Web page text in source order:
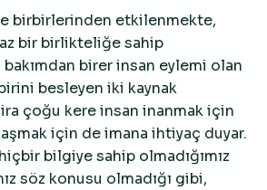
birbirlerinden etkilenmekte,
bir birlikteliğe sahip
bakımdan birer insan eylemi olan
besleyen iki kaynak
çoğu kere insan inanmak için
için de imana ihtiyaç duyar.
bilgiye sahip olmadığımız
söz konusu olmadığı gibi,